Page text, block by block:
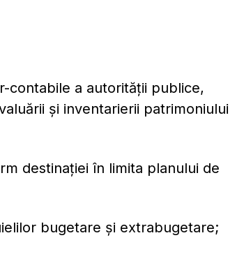
contabile a autorității publice,
şi inventarierii patrimoniului
destinației în limita planului de
bugetare şi extrabugetare;